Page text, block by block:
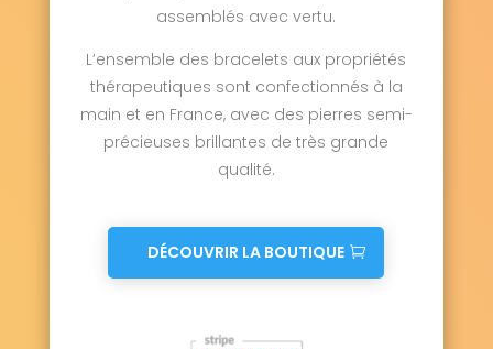
assemblés avec vertu.
L’ensemble des bracelets aux propriétés
thérapeutiques sont confectionnés à la
main et en France, avec des pierres semi-
précieuses brillantes de très grande
qualité.
DÉCOUVRIR LA BOUTIQUE